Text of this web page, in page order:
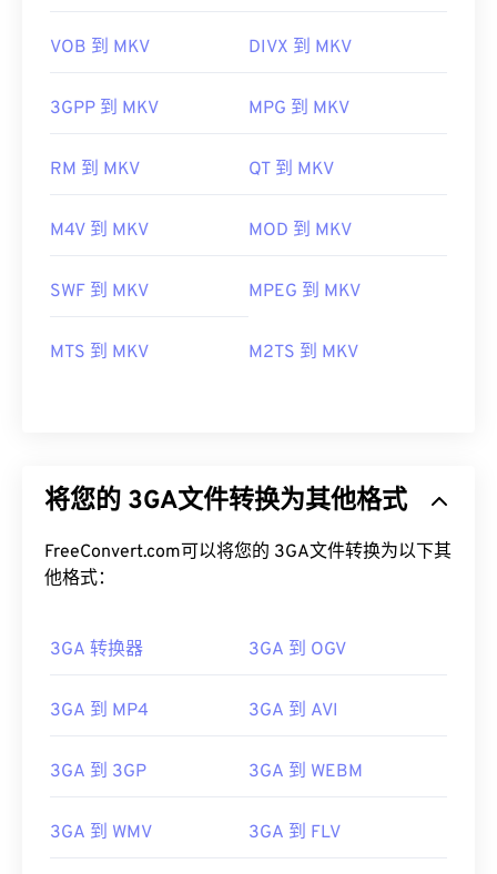
00 00 00
00 00 00
VOB 到 MKV DIVX 到 MKV
3GPP 到 MKV MPG 到 MKV
RM 到 MKV QT 到 MKV
M4V 到 MKV MOD 到 MKV
SWF 到 MKV MPEG 到 MKV
MTS 到 MKV M2TS 到 MKV
将您的 3GA文件转换为其他格式
FreeConvert.com可以将您的 3GA文件转换为以下其
他格式：
3GA 转换器 3GA 到 OGV
3GA 到 MP4 3GA 到 AVI
3GA 到 3GP 3GA 到 WEBM
3GA 到 WMV 3GA 到 FLV